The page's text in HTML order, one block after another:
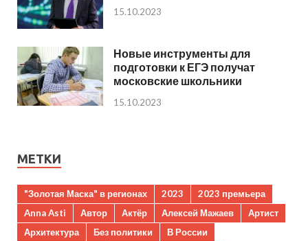
15.10.2023
Новые инструменты для
подготовки к ЕГЭ получат
московские школьники
15.10.2023
МЕТКИ
"Золотая Маска" в регионах 2023
2023 премьера
Anna Asti
Автор Актёр Алексей Мажаев
Артист
Архитектура
Без политики
В России